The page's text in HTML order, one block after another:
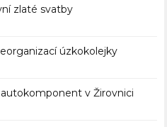
zlaté svatby
úzkokolejky
v Žirovnici